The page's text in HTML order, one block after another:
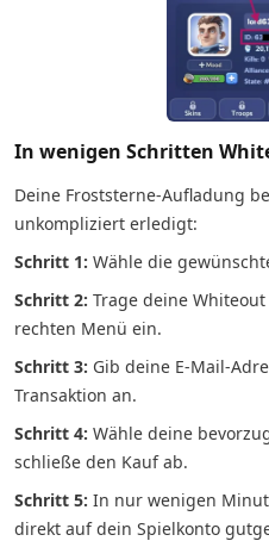
In wenigen Schritten
Deine Froststerne-Aufladung
unkompliziert erledigt:
Schritt 1: Wähle die
Schritt 2: Trage deine
rechten Menü ein.
Schritt 3: Gib deine E-Mail-
Transaktion an.
Schritt 4: Wähle deine
schließe den Kauf ab.
Schritt 5: In nur wenigen
direkt auf dein Spielkonto